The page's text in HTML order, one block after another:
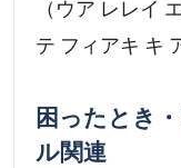
（ウア レレイ
テ フィアキ キ
困ったとき
ル関連